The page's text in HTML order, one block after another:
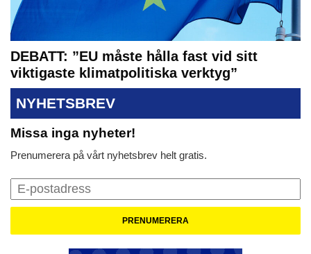
DEBATT: ”EU måste hålla fast vid sitt
viktigaste klimatpolitiska verktyg”
NYHETSBREV
Missa inga nyheter!
Prenumerera på vårt nyhetsbrev helt gratis.